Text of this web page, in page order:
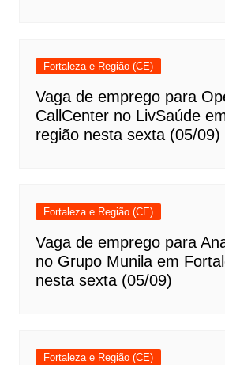
Fortaleza e Região (CE)
Vaga de emprego para
CallCenter no LivSaúde
região nesta sexta (05/09)
Fortaleza e Região (CE)
Vaga de emprego para
no Grupo Munila em
nesta sexta (05/09)
Fortaleza e Região (CE)